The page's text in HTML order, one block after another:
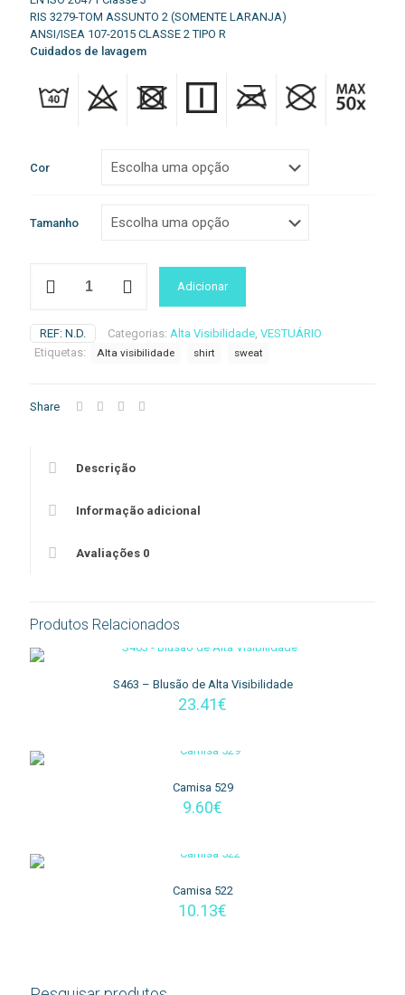
RIS 3279-TOM ASSUNTO 2 (SOMENTE LARANJA)
ANSI/ISEA 107-2015 CLASSE 2 TIPO R
Cuidados de lavagem
Cor
Tamanho
-
Sweat-
Shirt
visibilidade
Adicionar
REF: N.D. Categorias: Alta Visibilidade, VESTUÁRIO
Etiquetas:
Alta visibilidade shirt sweat
Share
Descrição
Informação adicional
Avaliações 0
Produtos Relacionados
S463 – Blusão de Alta Visibilidade
23.41€
Camisa 529
9.60€
Camisa 522
10.13€